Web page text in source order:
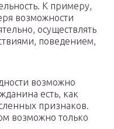
К примеру,
возможности
осуществлять
поведением,
возможно
есть, как
признаков.
возможно только